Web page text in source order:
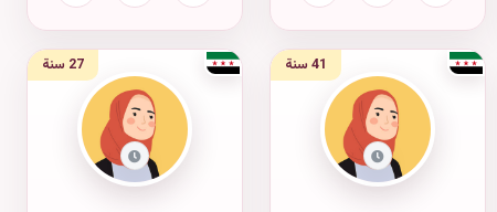
41 سنة 27 سنة